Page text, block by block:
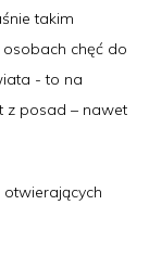
takim
chęć do
- to na
z posad – nawet
otwierających